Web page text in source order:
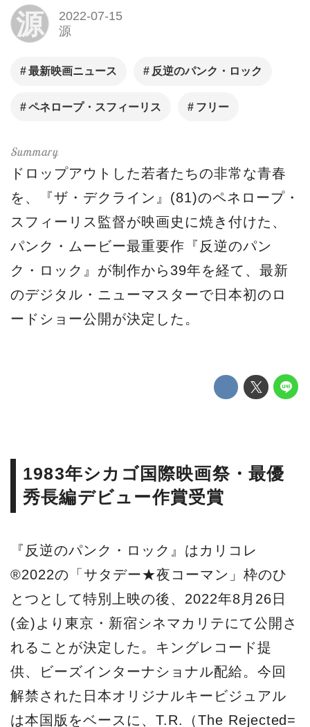
源
2022-07-15
源
最新映画ニュース 反逆のパンク・ロック
ペネロープ・スフィーリス フリー
ドロップアウトした若者たちの非常な青春
を、『ザ・デクライン』(81)のペネロープ・
スフィーリス監督が映画史に焼き付けた、
パンク・ムービー最重要作『反逆のパン
ク・ロック』が制作から39年を経て、最新
のデジタル・ニューマスターで日本初のロ
ードショー公開が決定した。
1983年シカゴ国際映画祭・最優
秀長編デビュー作賞受賞
『反逆のパンク・ロック』はカリコレ
®2022の「サタデー★夜コーマン」枠のひ
とつとして特別上映の後、2022年8月26日
(金)より東京・新宿シネマカリテにて公開さ
れることが決定した。キングレコード提
供、ビーズインターナショナル配給。今回
解禁された日本オリジナルキービジュアル
は本国版をベースに、T.R.（The Rejected=